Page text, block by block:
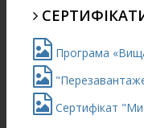
Програма
Сертифікат